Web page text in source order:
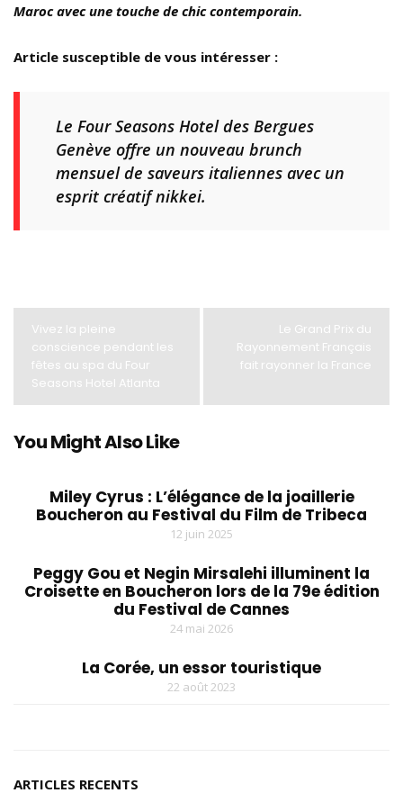
Maroc avec une touche de chic contemporain.
Article susceptible de vous intéresser :
Le Four Seasons Hotel des Bergues
Genève offre un nouveau brunch
mensuel de saveurs italiennes avec un
esprit créatif nikkei.
Vivez la pleine
conscience pendant les
fêtes au spa du Four
Seasons Hotel Atlanta
Le Grand Prix du
Rayonnement Français
fait rayonner la France
You Might Also Like
Miley Cyrus : L’élégance de la joaillerie
Boucheron au Festival du Film de Tribeca
12 juin 2025
Peggy Gou et Negin Mirsalehi illuminent la
Croisette en Boucheron lors de la 79e édition
du Festival de Cannes
24 mai 2026
La Corée, un essor touristique
22 août 2023
ARTICLES RECENTS